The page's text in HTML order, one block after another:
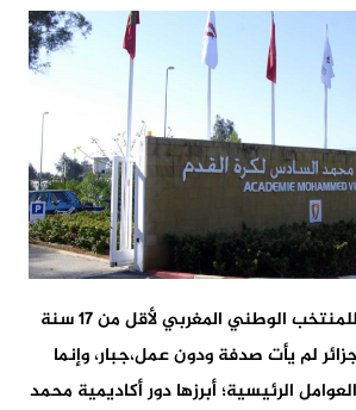
لعل المسار الجميل للمنتخب الوطني المغربي لأقل من 17 سنة
لم يأت صدفة ودون عمل،جبار، وإنما
الرئيسية؛ أبرزها دور أكاديمية محمد